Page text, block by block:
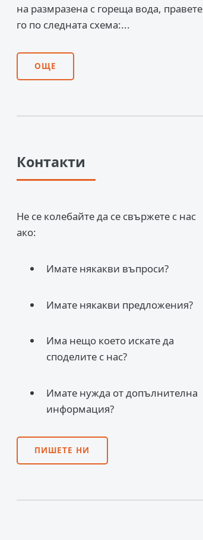
на размразена с гореща вода, правете
го по следната схема:...
ОЩЕ
Контакти
Не се колебайте да се свържете с нас
ако:
Имате някакви въпроси?
Имате някакви предложения?
Има нещо което искате да
споделите с нас?
Имате нужда от допълнителна
информация?
ПИШЕТЕ НИ